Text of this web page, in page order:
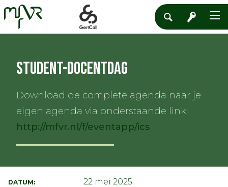
Student-docentdag
Download de complete agenda naar je
eigen agenda via onderstaande link!
http://mfvr.nl/f/eventapp/ics
DATUM: 22 mei 2025